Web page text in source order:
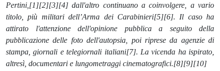
Pertini,[1][2][3][4] dall'altro continuano a coinvolgere, a vario
titolo, più militari dell’Arma dei Carabinieri[5][6]. Il caso ha
attirato l'attenzione dell'opinione pubblica a seguito della
pubblicazione delle foto dell'autopsia, poi riprese da agenzie di
stampa, giornali e telegiornali italiani[7]. La vicenda ha ispirato,
altresì, documentari e lungometraggi cinematografici.[8][9][10]